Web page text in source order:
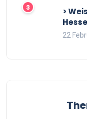
>
Hesse
22